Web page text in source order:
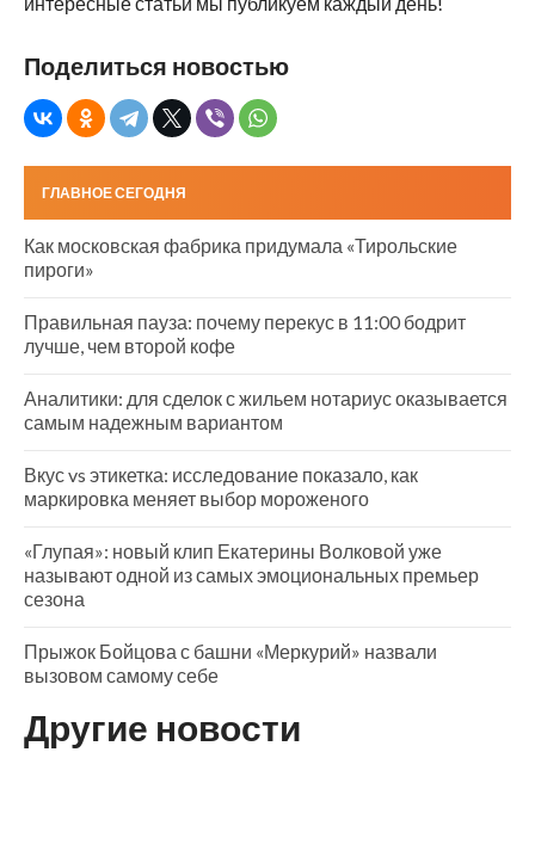
Поделиться новостью
ГЛАВНОЕ СЕГОДНЯ
Как московская фабрика придумала «Тирольские
пироги»
Правильная пауза: почему перекус в 11:00 бодрит
лучше, чем второй кофе
Аналитики: для сделок с жильем нотариус оказывается
самым надежным вариантом
Вкус vs этикетка: исследование показало, как
маркировка меняет выбор мороженого
«Глупая»: новый клип Екатерины Волковой уже
называют одной из самых эмоциональных премьер
сезона
Прыжок Бойцова с башни «Меркурий» назвали
вызовом самому себе
Другие новости